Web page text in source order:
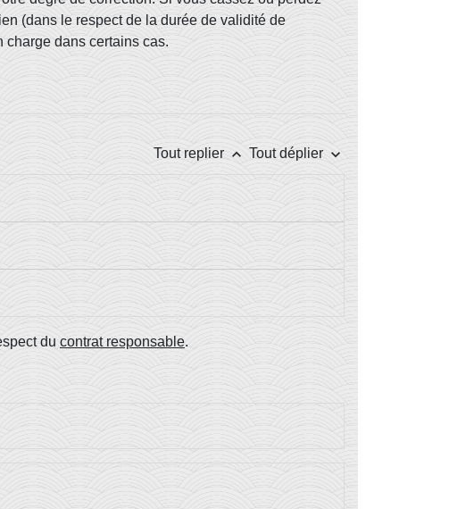
(dans le respect de la durée de validité de
charge dans certains cas.
Tout replier keyboard_arrow_up Tout déplier keyboard_arrow_down
du contrat responsable.